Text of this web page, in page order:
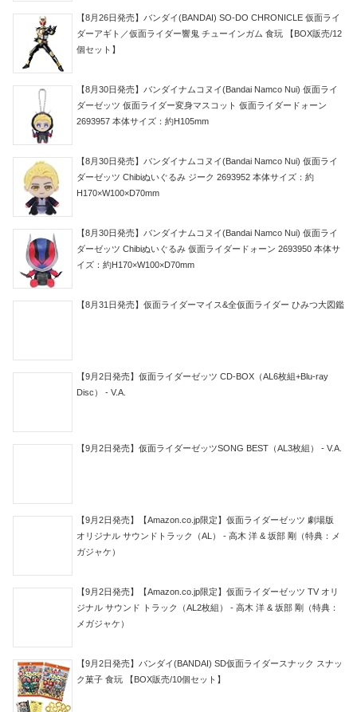
【8月26日発売】バンダイ(BANDAI) SO-DO CHRONICLE 仮面ライ
ダーアギト／仮面ライダー響鬼 チューインガム 食玩 【BOX販売/12
個セット】
【8月30日発売】バンダイナムコヌイ(Bandai Namco Nui) 仮面ライ
ダーゼッツ 仮面ライダー変身マスコット 仮面ライダードォーン
2693957 本体サイズ：約H105mm
【8月30日発売】バンダイナムコヌイ(Bandai Namco Nui) 仮面ライ
ダーゼッツ Chibiぬいぐるみ ジーク 2693952 本体サイズ：約
H170×W100×D70mm
【8月30日発売】バンダイナムコヌイ(Bandai Namco Nui) 仮面ライ
ダーゼッツ Chibiぬいぐるみ 仮面ライダードォーン 2693950 本体サ
イズ：約H170×W100×D70mm
【8月31日発売】仮面ライダーマイス&全仮面ライダー ひみつ大図鑑
【9月2日発売】仮面ライダーゼッツ CD-BOX（AL6枚組+Blu-ray
Disc） - V.A.
【9月2日発売】仮面ライダーゼッツSONG BEST（AL3枚組） - V.A.
【9月2日発売】【Amazon.co.jp限定】仮面ライダーゼッツ 劇場版
オリジナル サウンドトラック（AL） - 高木 洋 & 坂部 剛（特典：メ
ガジャケ）
【9月2日発売】【Amazon.co.jp限定】仮面ライダーゼッツ TV オリ
ジナル サウンド トラック（AL2枚組） - 高木 洋 & 坂部 剛（特典：
メガジャケ）
【9月2日発売】バンダイ(BANDAI) SD仮面ライダースナック スナッ
ク菓子 食玩 【BOX販売/10個セット】